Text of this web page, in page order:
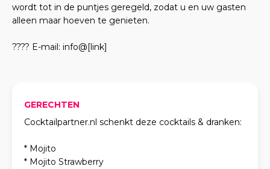
wordt tot in de puntjes geregeld, zodat u en uw gasten
alleen maar hoeven te genieten.
???? E-mail: info@[link]
GERECHTEN
Cocktailpartner.nl schenkt deze cocktails & dranken:
* Mojito
* Mojito Strawberry